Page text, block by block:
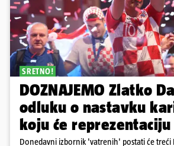
SRETNO!
DOZNAJEMO Zlatko
odluku o nastavku
koju će
Donedavni izbornik 'vatrenih' postati će treći